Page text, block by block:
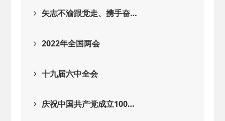
矢志不渝跟党走、携手奋…
2022年全国两会
十九届六中全会
庆祝中国共产党成立100…